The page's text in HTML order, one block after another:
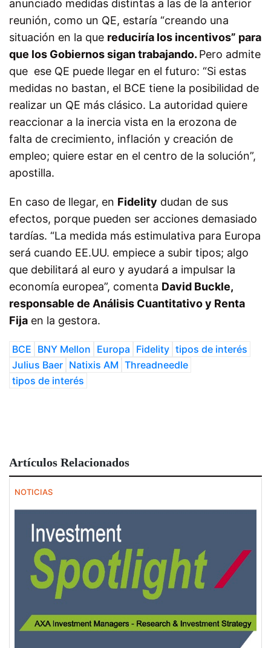
anunciado medidas distintas a las de la anterior
reunión, como un QE, estaría “creando una
situación en la que reduciría los incentivos” para
que los Gobiernos sigan trabajando. Pero admite
que ese QE puede llegar en el futuro: “Si estas
medidas no bastan, el BCE tiene la posibilidad de
realizar un QE más clásico. La autoridad quiere
reaccionar a la inercia vista en la erozona de
falta de crecimiento, inflación y creación de
empleo; quiere estar en el centro de la solución”,
apostilla.
En caso de llegar, en Fidelity dudan de sus
efectos, porque pueden ser acciones demasiado
tardías. “La medida más estimulativa para Europa
será cuando EE.UU. empiece a subir tipos; algo
que debilitará al euro y ayudará a impulsar la
economía europea”, comenta David Buckle,
responsable de Análisis Cuantitativo y Renta
Fija en la gestora.
BCE BNY Mellon Europa Fidelity tipos de interés
Julius Baer Natixis AM Threadneedle
tipos de interés
Artículos Relacionados
NOTICIAS